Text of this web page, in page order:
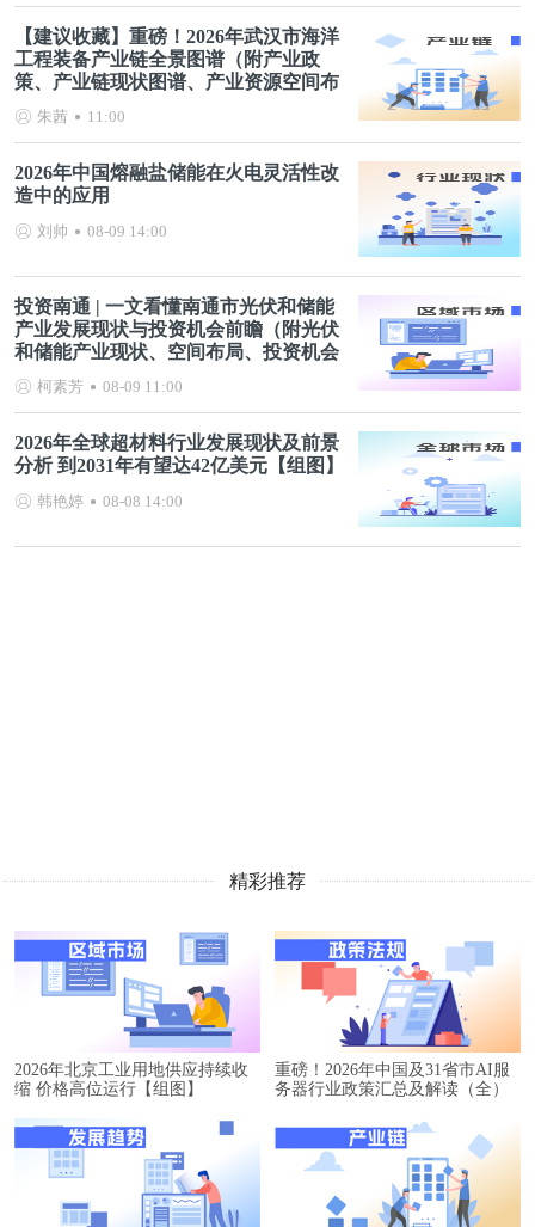
【建议收藏】重磅！2026年武汉市海洋
工程装备产业链全景图谱（附产业政
策、产业链现状图谱、产业资源空间布
局、产业链发展规划）
朱茜 11:00
2026年中国熔融盐储能在火电灵活性改
造中的应用
刘帅 08-09 14:00
投资南通 | 一文看懂南通市光伏和储能
产业发展现状与投资机会前瞻（附光伏
和储能产业现状、空间布局、投资机会
分析等）
柯素芳 08-09 11:00
2026年全球超材料行业发展现状及前景
分析 到2031年有望达42亿美元【组图】
韩艳婷 08-08 14:00
精彩推荐
2026年北京工业用地供应持续收
缩 价格高位运行【组图】
重磅！2026年中国及31省市AI服
务器行业政策汇总及解读（全）